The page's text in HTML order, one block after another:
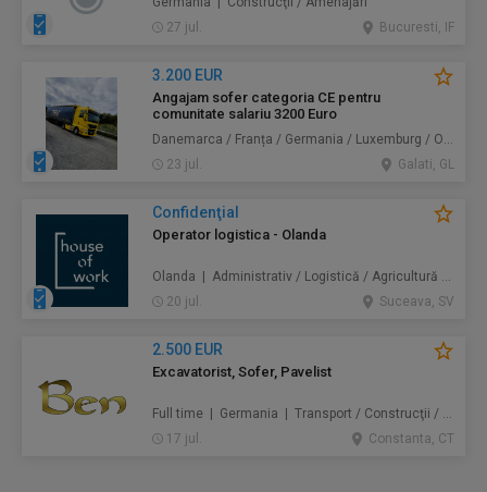
27 jul.
Bucuresti, IF
3.200 EUR
Angajam sofer categoria CE pentru
comunitate salariu 3200 Euro
Danemarca / Franța / Germania / Luxemburg / Olanda | Transport
23 jul.
Galati, GL
Confidenţial
Operator logistica - Olanda
Olanda | Administrativ / Logistică / Agricultură / Silvicultură / Prestări servicii / Producție /
20 jul.
Suceava, SV
2.500 EUR
Excavatorist, Sofer, Pavelist
Full time | Germania | Transport / Construcţii / Amenajări
17 jul.
Constanta, CT